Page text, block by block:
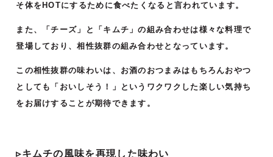
そ体をHOTにするために食べたくなると言われています。
また、「チーズ」と「キムチ」の組み合わせは様々な料理で
登場しており、相性抜群の組み合わせとなっています。
この相性抜群の味わいは、お酒のおつまみはもちろんおやつ
としても「おいしそう！」というワクワクした楽しい気持ち
をお届けすることが期待できます。
▹キムチの風味を再現した味わい